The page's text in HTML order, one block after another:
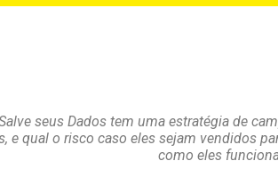
seus Dados tem uma estratégia de
e qual o risco caso eles sejam vendidos
como eles